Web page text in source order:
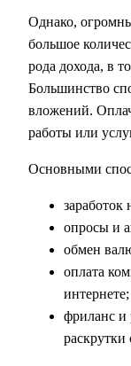
Однако,
большое
рода дохода, в
Большинство
вложений.
работы или
Основными
заработок
опросы и
обмен
оплата
интернете;
фриланс и
раскрутки